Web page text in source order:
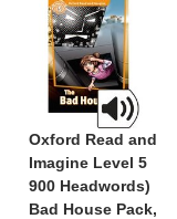
Oxford Read and
Imagine Level 5
900 Headwords)
Bad House Pack,